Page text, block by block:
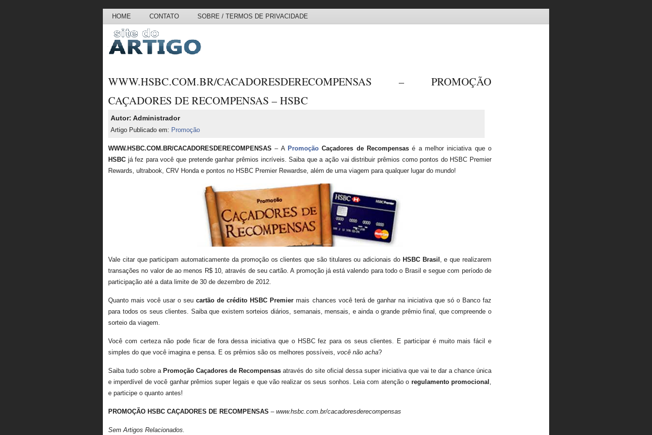
HOME CONTATO SOBRE / TERMOS DE PRIVACIDADE
WWW.HSBC.COM.BR/CACADORESDERECOMPENSAS – PROMOÇÃO
CAÇADORES DE RECOMPENSAS – HSBC
Autor: Administrador
Artigo Publicado em: Promoção
WWW.HSBC.COM.BR/CACADORESDERECOMPENSAS – A Promoção Caçadores de Recompensas é a melhor iniciativa que o
HSBC já fez para você que pretende ganhar prêmios incríveis. Saiba que a ação vai distribuir prêmios como pontos do HSBC Premier
Rewards, ultrabook, CRV Honda e pontos no HSBC Premier Rewardse, além de uma viagem para qualquer lugar do mundo!
Vale citar que participam automaticamente da promoção os clientes que são titulares ou adicionais do HSBC Brasil , e que realizarem
transações no valor de ao menos R$ 10, através de seu cartão. A promoção já está valendo para todo o Brasil e segue com período de
participação até a data limite de 30 de dezembro de 2012.
Quanto mais você usar o seucartão de crédito HSBC Premier mais chances você terá de ganhar na iniciativa que só o Banco faz
para todos os seus clientes. Saiba que existem sorteios diários, semanais, mensais, e ainda o grande prêmio final, que compreende o
sorteio da viagem.
Você com certeza não pode ficar de fora dessa iniciativa que o HSBC fez para os seus clientes. E participar é muito mais fácil e
simples do que você imagina e pensa. E os prêmios são os melhores possíveis, você não acha?
Saiba tudo sobre a Promoção Caçadores de Recompensas através do site oficial dessa super iniciativa que vai te dar a chance única
e imperdível de você ganhar prêmios super legais e que vão realizar os seus sonhos. Leia com atenção o regulamento promocional ,
e participe o quanto antes!
PROMOÇÃO HSBC CAÇADORES DE RECOMPENSAS – www.hsbc.com.br/cacadoresderecompensas
Sem Artigos Relacionados.